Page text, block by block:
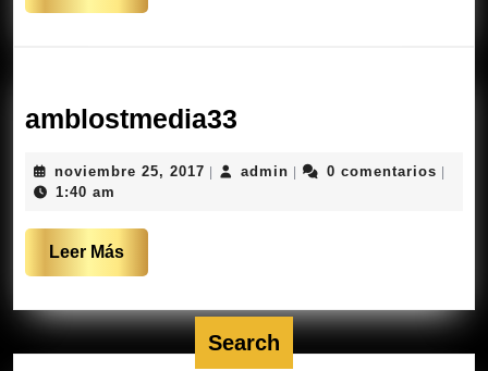
Más
amblostmedia33
noviembre 25, 2017 noviembre
adminadmin0 comentarios
1:40 am
Leer MásLeer
Más
Search